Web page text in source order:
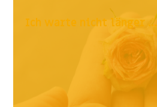
Ich warte nicht länger ...